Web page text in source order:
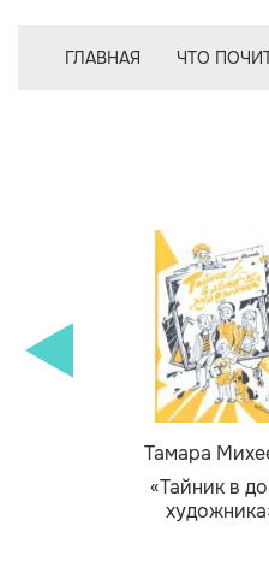
ГЛАВНАЯ ЧТО
Тамара
«Тайник в